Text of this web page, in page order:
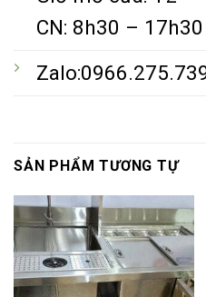
CN: 8h30 – 17h30
SẢN PHẨM TƯƠNG TỰ